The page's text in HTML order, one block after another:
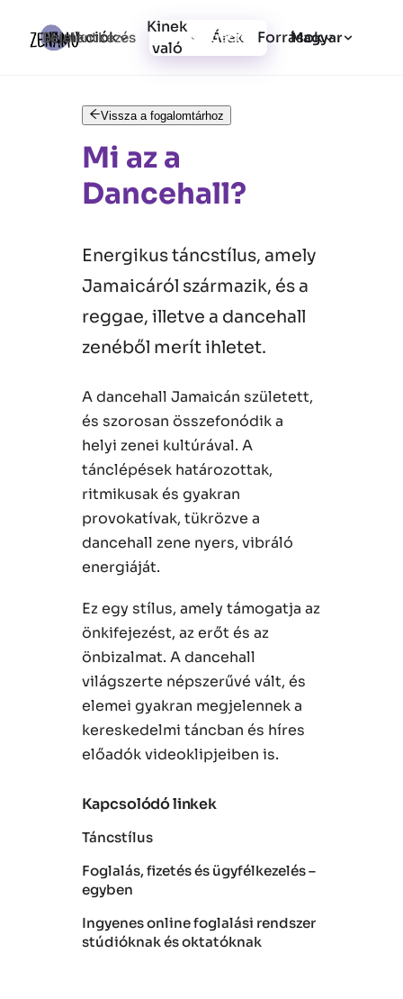
Funkciók
Kinek
való
Árak Források
Bejelentkezés Regisztráció Magyar
Vissza a fogalomtárhoz
Mi az a
Dancehall?
Energikus táncstílus, amely
Jamaicáról származik, és a
reggae, illetve a dancehall
zenéből merít ihletet.
A dancehall Jamaicán született,
és szorosan összefonódik a
helyi zenei kultúrával. A
tánclépések határozottak,
ritmikusak és gyakran
provokatívak, tükrözve a
dancehall zene nyers, vibráló
energiáját.
Ez egy stílus, amely támogatja az
önkifejezést, az erőt és az
önbizalmat. A dancehall
világszerte népszerűvé vált, és
elemei gyakran megjelennek a
kereskedelmi táncban és híres
előadók videoklipjeiben is.
Kapcsolódó linkek
Táncstílus
Foglalás, fizetés és ügyfélkezelés –
egyben
Ingyenes online foglalási rendszer
stúdióknak és oktatóknak